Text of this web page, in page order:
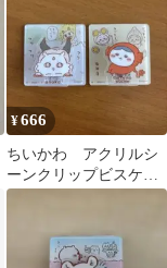
¥666
ちいかわ アクリルシ
ーンクリップビスケッ
ト ハチワレ&あのこ